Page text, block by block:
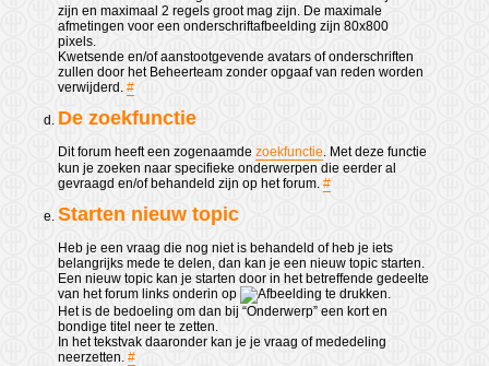
zijn en maximaal 2 regels groot mag zijn. De maximale
afmetingen voor een onderschriftafbeelding zijn 80x800
pixels.
Kwetsende en/of aanstootgevende avatars of onderschriften
zullen door het Beheerteam zonder opgaaf van reden worden
verwijderd. #
De zoekfunctie
Dit forum heeft een zogenaamde zoekfunctie . Met deze functie
kun je zoeken naar specifieke onderwerpen die eerder al
gevraagd en/of behandeld zijn op het forum. #
Starten nieuw topic
Heb je een vraag die nog niet is behandeld of heb je iets
belangrijks mede te delen, dan kan je een nieuw topic starten.
Een nieuw topic kan je starten door in het betreffende gedeelte
van het forum links onderin op
te drukken.
Het is de bedoeling om dan bij “Onderwerp” een kort en
bondige titel neer te zetten.
In het tekstvak daaronder kan je je vraag of mededeling
neerzetten. #